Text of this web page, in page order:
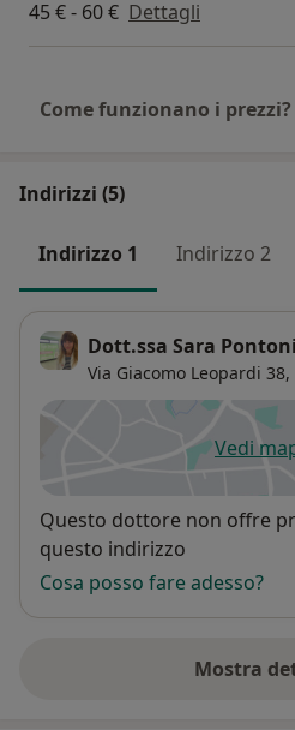
45 € - 60 € Dettagli
Come funzionano i prezzi?
Indirizzi (5)
Indirizzo 1 Indirizzo 2
Dott.ssa Sara
Via Giacomo Leopardi 38,
Vedi si
Disponibilità
Questo dottore non offre
questo indirizzo
Cosa posso fare adesso?
Mostra